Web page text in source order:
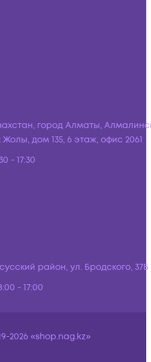
город Алматы,
дом 135, 6 этаж, офис 2061
- 17:30
район, ул. Бродского, 37Б
- 17:00
2026 «shop.nag.kz»